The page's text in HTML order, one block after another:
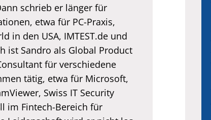
schrieb er länger für
etwa für PC-Praxis,
in den USA, IMTEST.de und
ist Sandro als Global Product
für verschiedene
tätig, etwa für Microsoft,
Swiss IT Security
im Fintech-Bereich für